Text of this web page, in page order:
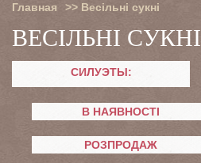
Главная >> Весільні сукні
ВЕСІЛЬНІ СУКНІ
СИЛУЭТЫ:
В НАЯВНОСТІ
РОЗПРОДАЖ